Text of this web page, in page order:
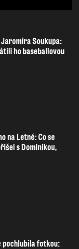
Soukupa:
ho baseballovou
na Letné: Co se
s Dominikou,
pochlubila fotkou: